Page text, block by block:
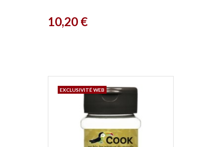
Prix
10,20 €
EXCLUSIVITÉ WEB